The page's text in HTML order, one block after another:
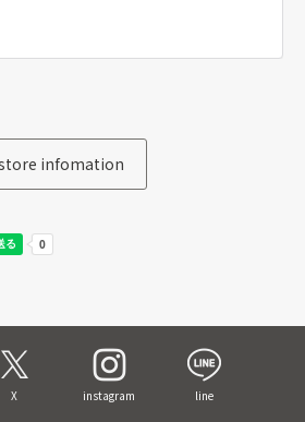
infomation
X instagram line